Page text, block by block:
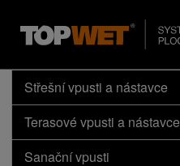
Střešní vpusti a nástavce
Terasové vpusti a nástavce
Sanační vpusti